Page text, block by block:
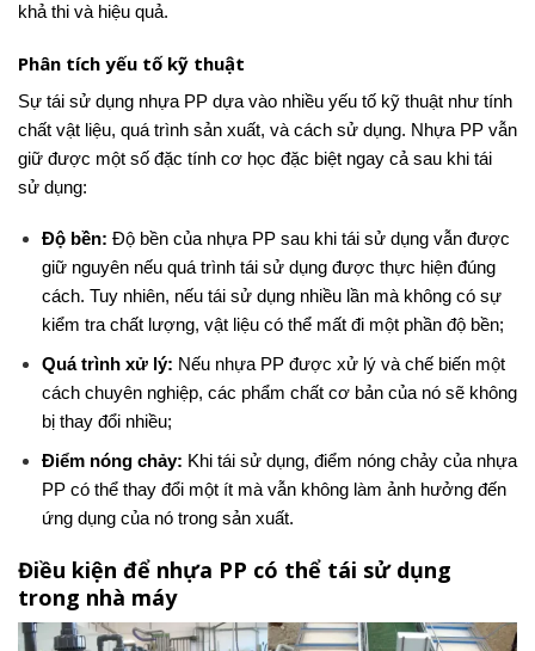
khả thi và hiệu quả.
Phân tích yếu tố kỹ thuật
Sự tái sử dụng nhựa PP dựa vào nhiều yếu tố kỹ thuật như tính
chất vật liệu, quá trình sản xuất, và cách sử dụng. Nhựa PP vẫn
giữ được một số đặc tính cơ học đặc biệt ngay cả sau khi tái
sử dụng:
Độ bền: Độ bền của nhựa PP sau khi tái sử dụng vẫn được
giữ nguyên nếu quá trình tái sử dụng được thực hiện đúng
cách. Tuy nhiên, nếu tái sử dụng nhiều lần mà không có sự
kiểm tra chất lượng, vật liệu có thể mất đi một phần độ bền;
Quá trình xử lý: Nếu nhựa PP được xử lý và chế biến một
cách chuyên nghiệp, các phẩm chất cơ bản của nó sẽ không
bị thay đổi nhiều;
Điểm nóng chảy: Khi tái sử dụng, điểm nóng chảy của nhựa
PP có thể thay đổi một ít mà vẫn không làm ảnh hưởng đến
ứng dụng của nó trong sản xuất.
Điều kiện để nhựa PP có thể tái sử dụng
trong nhà máy